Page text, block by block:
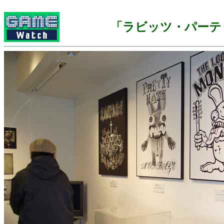
「ラビッツ・パー